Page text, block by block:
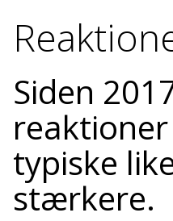
Siden
typiske
stærkere.